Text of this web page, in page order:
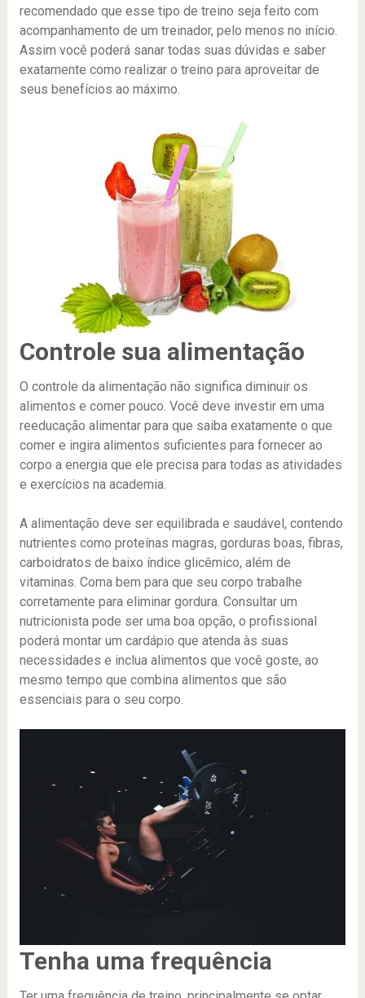
recomendado que esse tipo de treino seja feito com
acompanhamento de um treinador, pelo menos no início.
Assim você poderá sanar todas suas dúvidas e saber
exatamente como realizar o treino para aproveitar de
seus benefícios ao máximo.
Controle sua alimentação
O controle da alimentação não significa diminuir os
alimentos e comer pouco. Você deve investir em uma
reeducação alimentar para que saiba exatamente o que
comer e ingira alimentos suficientes para fornecer ao
corpo a energia que ele precisa para todas as atividades
e exercícios na academia.
A alimentação deve ser equilibrada e saudável, contendo
nutrientes como proteínas magras, gorduras boas, fibras,
carboidratos de baixo índice glicêmico, além de
vitaminas. Coma bem para que seu corpo trabalhe
corretamente para eliminar gordura. Consultar um
nutricionista pode ser uma boa opção, o profissional
poderá montar um cardápio que atenda às suas
necessidades e inclua alimentos que você goste, ao
mesmo tempo que combina alimentos que são
essenciais para o seu corpo.
Tenha uma frequência